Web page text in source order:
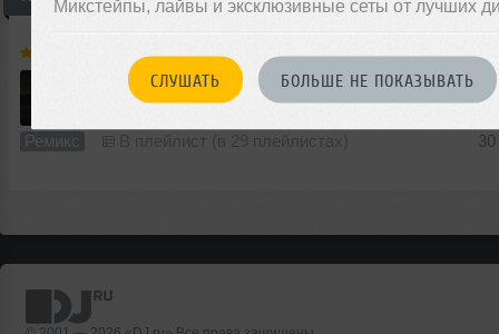
Микстейпы, лайвы и эксклюзивные сеты от лучших
СЛУШАТЬ БОЛЬШЕ НЕ ПОКАЗЫВАТЬ
[RADIO DFM] Trevor Daniel - Falling (Geonis & Lil Meet Remix)
Ремикс В плейлист (в 29 плейлистах)